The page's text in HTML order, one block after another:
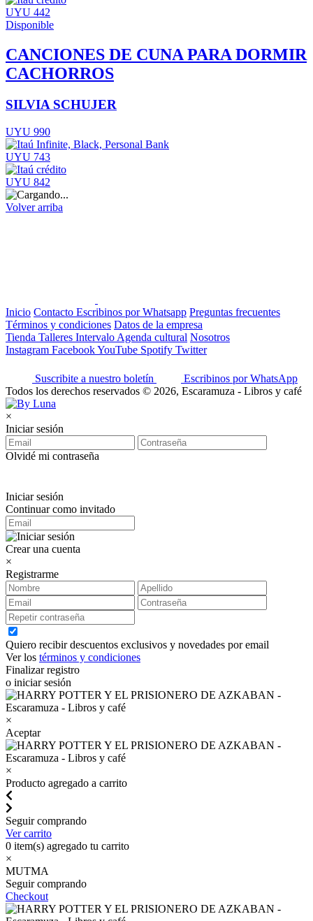
UYU 442
Disponible
CANCIONES DE CUNA PARA DORMIR
CACHORROS
SILVIA SCHUJER
UYU 990
UYU 743
UYU 842
Volver arriba
Inicio Contacto Escribinos por Whatsapp Preguntas frecuentes
Términos y condiciones Datos de la empresa
Tienda Talleres Intervalo Agenda cultural Nosotros
Instagram FacebookYouTube Spotify Twitter
Suscribite a nuestro boletín
Escribinos por WhatsApp
Todos los derechos reservados © 2026, Escaramuza - Libros y café
×
Iniciar sesión
Olvidé mi contraseña
Iniciar sesión
Continuar como invitado
Crear una cuenta
×
Registrarme
Quiero recibir descuentos exclusivos y novedades por email
Ver los términos y condiciones
Finalizar registro
o iniciar sesión
×
Aceptar
×
Producto agregado a carrito
Seguir comprando
Ver carrito
0 item(s) agregado tu carrito
×
MUTMA
Seguir comprando
Checkout